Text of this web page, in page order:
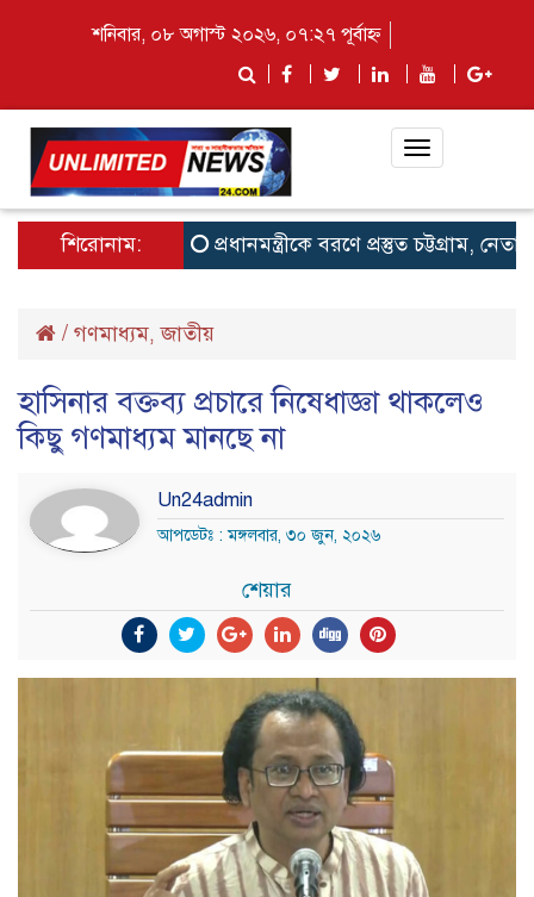
শনিবার, ০৮ অগাস্ট ২০২৬, ০৭:২৭ পূর্বাহ্ন
Toggle
শিরোনাম: প্রধানমন্ত্রীকে বরণে প্রস্তুত চট্টগ্রাম,
/ গণমাধ্যম,জাতীয়
হাসিনার বক্তব্য প্রচারে নিষেধাজ্ঞা থাকলেও
কিছু গণমাধ্যম মানছে না
Un24admin
আপডেটঃ : মঙ্গলবার, ৩০ জুন, ২০২৬
শেয়ার